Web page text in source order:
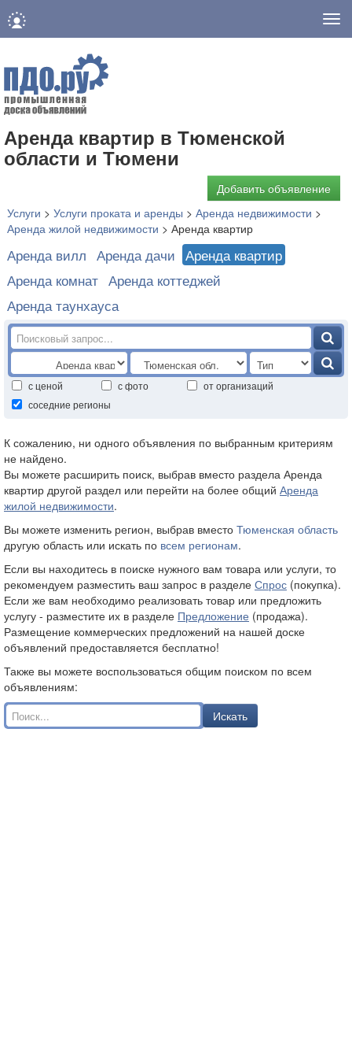
Аренда квартир в Тюменской
области и Тюмени
Добавить объявление
Услуги > Услуги проката и аренды > Аренда недвижимости >
Аренда жилой недвижимости > Аренда квартир
Аренда вилл Аренда дачи Аренда квартир
Аренда комнат Аренда коттеджей
Аренда таунхауса
с ценой с фото
от организаций
соседние регионы
К сожалению, ни одного объявления по выбранным критериям
не найдено.
Вы можете расширить поиск, выбрав вместо раздела Аренда
квартир другой раздел или перейти на более общий Аренда
жилой недвижимости.
Вы можете изменить регион, выбрав вместо Тюменская область
другую область или искать по всем регионам.
Если вы находитесь в поиске нужного вам товара или услуги, то
рекомендуем разместить ваш запрос в разделе Спрос (покупка).
Если же вам необходимо реализовать товар или предложить
услугу - разместите их в разделе Предложение (продажа).
Размещение коммерческих предложений на нашей доске
объявлений предоставляется бесплатно!
Также вы можете воспользоваться общим поиском по всем
объявлениям:
Искать